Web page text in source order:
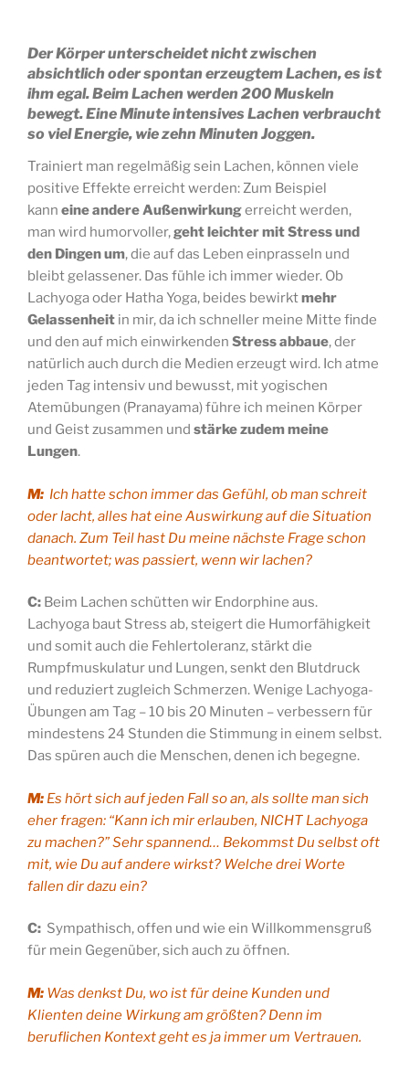
Der Körper unterscheidet nicht zwischen
absichtlich oder spontan erzeugtem Lachen, es ist
ihm egal. Beim Lachen werden 200 Muskeln
bewegt. Eine Minute intensives Lachen verbraucht
so viel Energie, wie zehn Minuten Joggen.
Trainiert man regelmäßig sein Lachen, können viele
positive Effekte erreicht werden: Zum Beispiel
kann eine andere Außenwirkungerreicht werden,
man wird humorvoller,geht leichter mit Stress und
den Dingen um, die auf das Leben einprasseln und
bleibt gelassener. Das fühle ich immer wieder. Ob
Lachyoga oder Hatha Yoga, beides bewirktmehr
Gelassenheit in mir, da ich schneller meine Mitte finde
und den auf mich einwirkenden Stress abbaue, der
natürlich auch durch die Medien erzeugt wird. Ich atme
jeden Tag intensiv und bewusst, mit yogischen
Atemübungen (Pranayama) führe ich meinen Körper
und Geist zusammen und stärke zudem meine
Lungen.
M: Ich hatte schon immer das Gefühl, ob man schreit
oder lacht, alles hat eine Auswirkung auf die Situation
danach. Zum Teil hast Du meine nächste Frage schon
beantwortet; was passiert, wenn wir lachen?
C: Beim Lachen schütten wir Endorphine aus.
Lachyoga baut Stress ab, steigert die Humorfähigkeit
und somit auch die Fehlertoleranz, stärkt die
Rumpfmuskulatur und Lungen, senkt den Blutdruck
und reduziert zugleich Schmerzen. Wenige Lachyoga-
Übungen am Tag – 10 bis 20 Minuten – verbessern für
mindestens 24 Stunden die Stimmung in einem selbst.
Das spüren auch die Menschen, denen ich begegne.
M: Es hört sich auf jeden Fall so an, als sollte man sich
eher fragen: “Kann ich mir erlauben, NICHT Lachyoga
zu machen?” Sehr spannend… Bekommst Du selbst oft
mit, wie Du auf andere wirkst? Welche drei Worte
fallen dir dazu ein?
C: Sympathisch, offen und wie ein Willkommensgruß
für mein Gegenüber, sich auch zu öffnen.
M: Was denkst Du, wo ist für deine Kunden und
Klienten deine Wirkung am größten? Denn im
beruflichen Kontext geht es ja immer um Vertrauen.